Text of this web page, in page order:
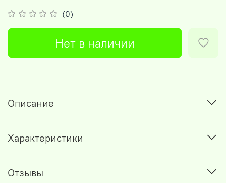
(0)
Нет в наличии
Описание
Характеристики
Отзывы